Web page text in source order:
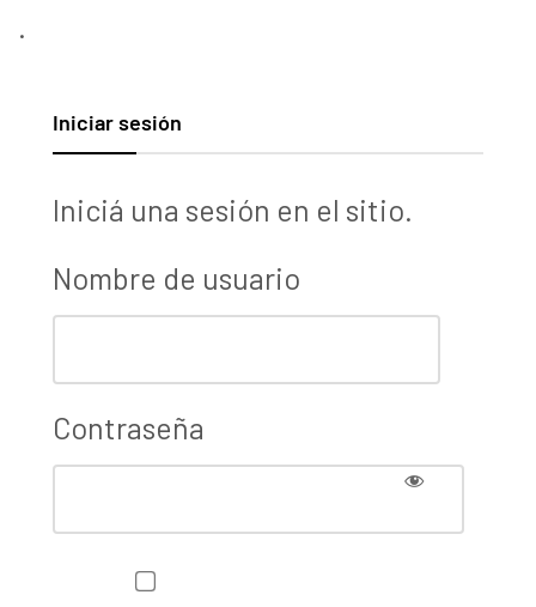
.
Iniciar sesión
Iniciá una sesión en el sitio.
Nombre de usuario
Contraseña